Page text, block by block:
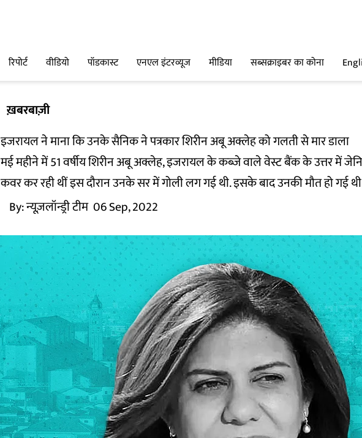
रिपोर्ट वीडियो पॉडकास्ट एनएल इंटरव्यूज मीडिया सब्सक्राइबर का कोना
ख़बरबाज़ी
इजरायल ने माना कि उनके सैनिक ने पत्रकार शिरीन अबू अक्लेह को गलती से मार डाला
मई महीने में 51 वर्षीय शिरीन अबू अक्लेह, इजरायल के कब्जे वाले वेस्ट बैंक के उत्तर में
कवर कर रही थीं इस दौरान उनके सर में गोली लग गई थी. इसके बाद उनकी मौत हो गई
By:न्यूज़लॉन्ड्री टीम 06 Sep, 2022